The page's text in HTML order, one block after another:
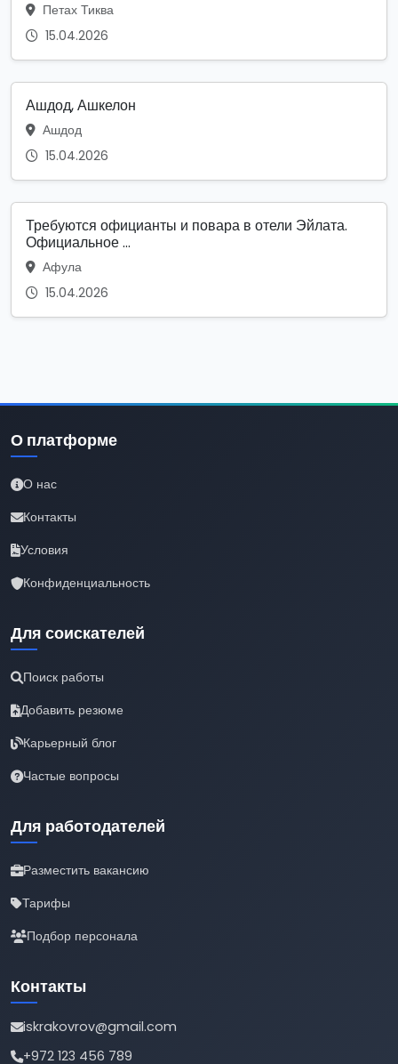
Петах Тиква
15.04.2026
Ашдод, Ашкелон
Ашдод
15.04.2026
Требуются официанты и повара в отели Эйлата.
Официальное ...
Афула
15.04.2026
О платформе
О нас
Контакты
Условия
Конфиденциальность
Для соискателей
Поиск работы
Добавить резюме
Карьерный блог
Частые вопросы
Для работодателей
Разместить вакансию
Тарифы
Подбор персонала
Контакты
iskrakovrov@gmail.com
+972 123 456 789